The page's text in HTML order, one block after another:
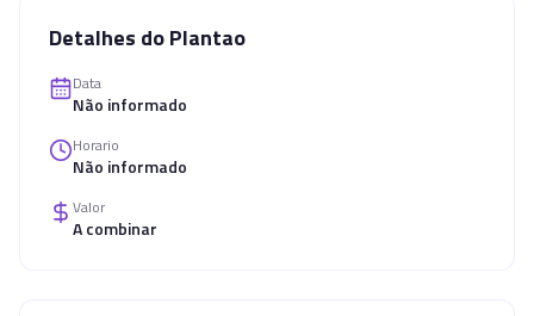
Detalhes do Plantao
Data
Não informado
Horario
Não informado
Valor
A combinar